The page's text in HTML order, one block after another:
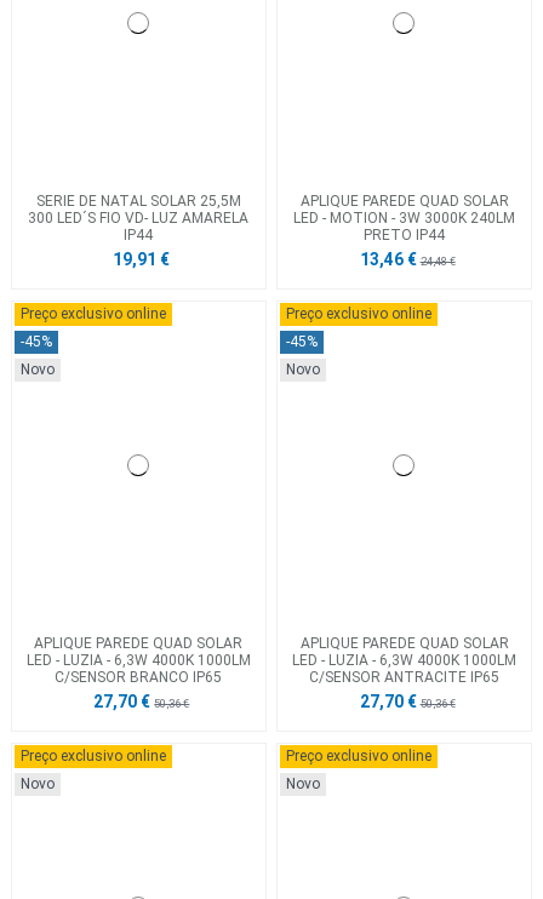
SERIE DE NATAL SOLAR 25,5M
300 LED´S FIO VD- LUZ AMARELA
IP44
19,91 €
APLIQUE PAREDE QUAD SOLAR
LED - MOTION - 3W 3000K 240LM
PRETO IP44
13,46 €24,48 €
Preço exclusivo online
-45%
Novo
APLIQUE PAREDE QUAD SOLAR
LED - LUZIA - 6,3W 4000K 1000LM
C/SENSOR BRANCO IP65
27,70 €50,36 €
Preço exclusivo online
-45%
Novo
APLIQUE PAREDE QUAD SOLAR
LED - LUZIA - 6,3W 4000K 1000LM
C/SENSOR ANTRACITE IP65
27,70 €50,36 €
Preço exclusivo online
Novo
Preço exclusivo online
Novo